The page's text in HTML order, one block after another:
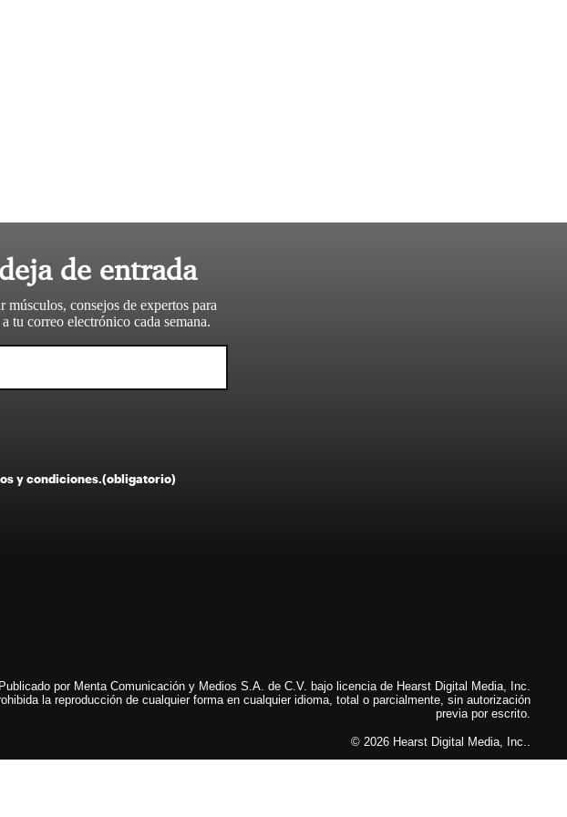
de entrada
músculos, consejos de expertos para
tu correo electrónico cada semana.
y condiciones.(obligatorio)
Publicado por Menta Comunicación y Medios S.A. de C.V. bajo licencia de Hearst Digital Media, Inc.
la reproducción de cualquier forma en cualquier idioma, total o parcialmente, sin autorización
previa por escrito.
© 2026 Hearst Digital Media, Inc..